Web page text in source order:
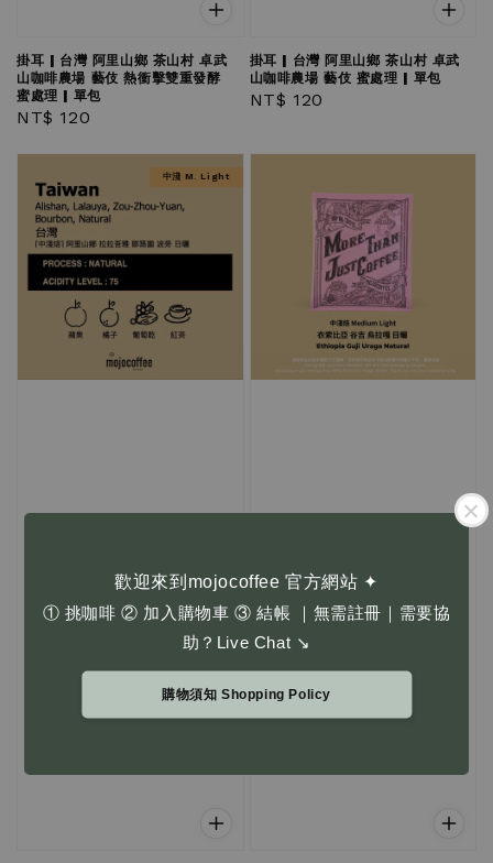
歡迎來到mojocoffee 官方網站 ✦
① 挑咖啡 ② 加入購物車 ③ 結帳 ｜無需註冊｜需要協
助？Live Chat ↘
購物須知 Shopping Policy
掛耳 | 台灣 阿里山鄉 茶山村 卓武
山咖啡農場 藝伎 熱衝擊雙重發酵
蜜處理 | 單包
Regular
NT$ 120
掛耳 | 台灣 阿里山鄉 茶山村 卓武
山咖啡農場 藝伎 蜜處理 | 單包
Regular
NT$ 120
中淺 M. Light